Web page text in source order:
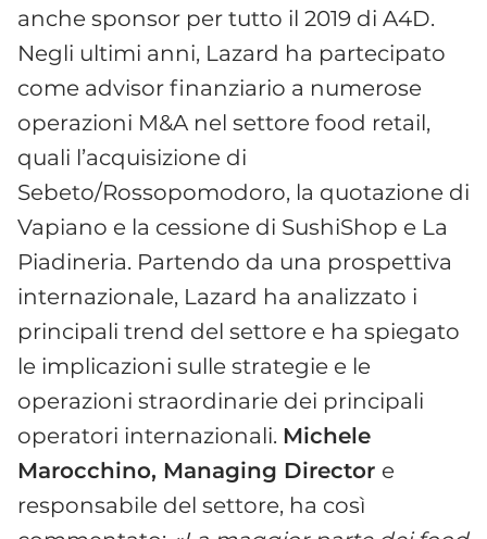
anche sponsor per tutto il 2019 di A4D.
Negli ultimi anni, Lazard ha partecipato
come advisor finanziario a numerose
operazioni M&A nel settore food retail,
quali l’acquisizione di
Sebeto/Rossopomodoro, la quotazione di
Vapiano e la cessione di SushiShop e La
Piadineria. Partendo da una prospettiva
internazionale, Lazard ha analizzato i
principali trend del settore e ha spiegato
le implicazioni sulle strategie e le
operazioni straordinarie dei principali
operatori internazionali. Michele
Marocchino, Managing Director e
responsabile del settore, ha così